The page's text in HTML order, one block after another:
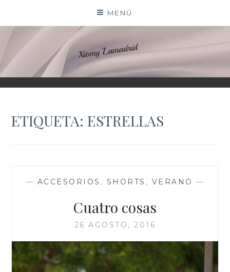
contenido
MENÚ
XIOMY LAMADRID
ETIQUETA:ESTRELLAS
— ACCESORIOS , SHORTS , VERANO —
Cuatro cosas
26 AGOSTO, 2016